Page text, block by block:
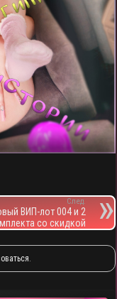
След.
ВИП-лот 004 и 2
со скидкой
.